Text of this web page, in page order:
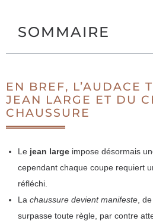
SOMMAIRE
EN BREF, L’AUDACE
JEAN LARGE ET DU
CHAUSSURE
Le jean large impose désormais
cependant chaque coupe requiert
réfléchi.
La chaussure devient manifeste ,
surpasse toute règle, par contre